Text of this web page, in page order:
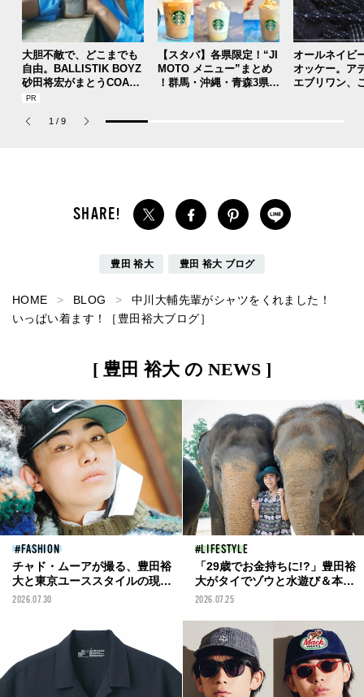
大胆不敵で、どこまでも
自由。BALLISTIK BOYZ
砂田将宏がまとうCOACH
の新作フレグランス「コ
パルファム」
【スタバ】各県限定！“JI
MOTO メニュー”まとめ
！群馬・沖縄・青森3県分
オールネイビ
オッケー。ア
エブリワン、
1 / 9
豊田 裕大 豊田 裕大 ブログ
HOME BLOG
中川大輔先輩がシャツをくれました！
いっぱい着ます！［豊田裕大ブログ］
[ 豊田 裕大 の NEWS ]
FASHION
チャド・ムーアが撮る、豊田裕
大と東京ユーススタイルの現在
形
2026.07.30
LIFESTYLE
「29歳でお金持ちに!?」豊田裕
大がタイでゾウと水遊び＆本格
占いに挑む！【toyomeki
2026.07.25